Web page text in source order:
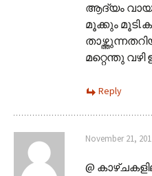
ആദ്യം
മൂക്കും
മറ്റെന്തു
Reply
November 21,
@